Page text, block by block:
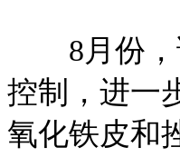
8月份，
控制，进一
氧化铁皮和